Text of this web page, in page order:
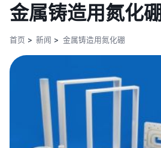
金属铸造用氮化硼
首页 新闻 金属铸造用氮化硼